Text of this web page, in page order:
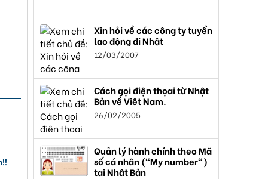
Xin hỏi về các công ty tuyển
lao động đi Nhật
12/03/2007
Cách gọi điện thọai từ Nhật
Bản về Việt Nam.
26/02/2005
Quản lý hành chính theo Mã
số cá nhân ("My number")
tại Nhật Bản